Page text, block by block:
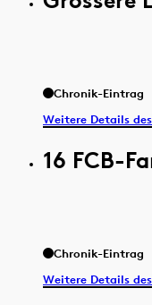
Chronik-Eintrag
Weitere Details
16 FCB-
Chronik-Eintrag
Weitere Details